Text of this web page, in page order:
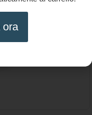
maglia ad
estiva